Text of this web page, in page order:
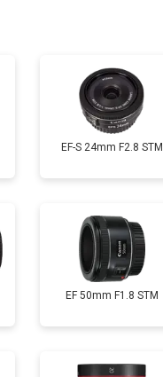
от 2600 ₽
EF-S 24mm F2.8 STM
EF 50mm F1.8 STM